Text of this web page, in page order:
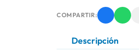
COMPARTIR:
Descripción